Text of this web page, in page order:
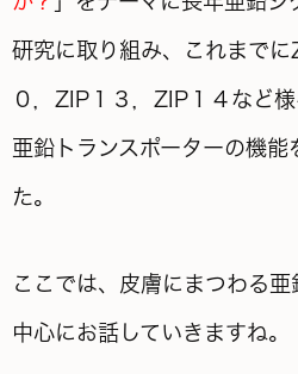
研究に取り組み、これまでに
０，ZIP１３，ZIP１４など
亜鉛トランスポーターの機能
た。
ここでは、皮膚にまつわる
中心にお話していきますね。